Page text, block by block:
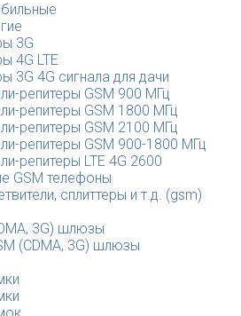
3G
4G LTE
3G 4G сигнала для дачи
репитеры GSM 900 МГц
репитеры GSM 1800 МГц
репитеры GSM 2100 МГц
репитеры GSM 900-1800 МГц
репитеры LTE 4G 2600
GSM телефоны
сплиттеры и т.д. (gsm)
3G) шлюзы
(CDMA, 3G) шлюзы